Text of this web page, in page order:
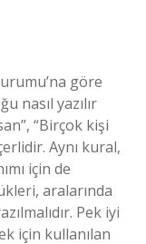
göre
nasıl yazılır
“Birçok kişi
Aynı kural,
için de
aralarında
Pek iyi
için kullanılan